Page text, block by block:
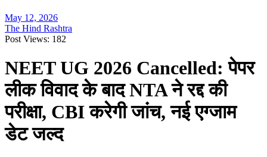
May 12, 2026
The Hind Rashtra
Post Views: 182
NEET UG 2026 Cancelled: पेपर
लीक विवाद के बाद NTA ने रद्द की
परीक्षा, CBI करेगी जांच, नई एग्जाम
डेट जल्द